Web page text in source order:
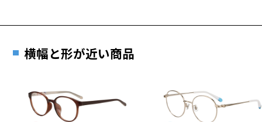
横幅と形が近い商品